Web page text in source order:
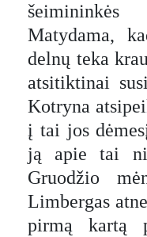
Matydama,
delnų teka
atsitiktinai
Kotryna
į tai jos
ją apie tai
Gruodžio
Limbergas
pirmą kartą